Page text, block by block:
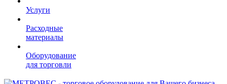
Услуги
Расходные
материалы
Оборудование
для торговли